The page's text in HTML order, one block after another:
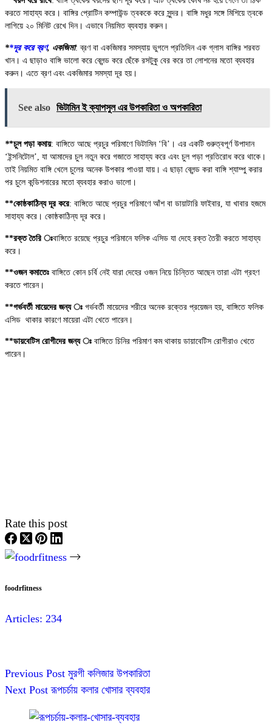
করতে সাহায্য করে। বাঙ্গির প্রোটিন কম্পাউন্ড ত্বককে করে সুন্দর। বাঙ্গি মধুর সঙ্গে মিশিয়ে ত্বকে
লাগিয়ে ২০ মিনিট রেখে দিন। এভাবে নিয়মিত ব্যবহার করুন।
**দূর করে ব্রণ, একজিমা: ব্রণ বা একজিমার সমস্যায় ভুগলে প্রতিদিন এক গ্লাস বাঙ্গির শরবত
খান। এ ছাড়াও বাঙ্গি ভালো করে ব্লেন্ড করে ছেঁকে রসটুকু বের করে তা লোশনের মতো ব্যবহার
করুন। এতে ব্রণ এবং একজিমার সমস্যা দূর হয়।
See also ভিটামিন ই ক্যাপসুল এর উপকারিতা ও অপকারিতা
**চুল পড়া কমায়: বাঙ্গিতে আছে প্রচুর পরিমাণে ভিটামিন ‘বি’। এর একটি গুরুত্বপূর্ণ উপাদান
‘ইন্সনিটোল’, যা আমাদের চুল নতুন করে গজাতে সাহায্য করে এবং চুল পড়া প্রতিরোধ করে থাকে।
তাই নিয়মিত বাঙ্গি খেলে চুলের অনেক উপকার পাওয়া যায়। এ ছাড়া ব্লেন্ড করা বাঙ্গি শ্যাম্পু করার
পর চুলে কন্ডিশনারের মতো ব্যবহার করাও ভালো।
**কোষ্ঠকাঠিন্য দূর করে: বাঙ্গিতে আছে প্রচুর পরিমাণে আঁশ বা ডায়াটারি ফাইবার, যা খাবার হজমে
সাহায্য করে। কোষ্ঠকাঠিন্য দূর করে।
**রক্ত তৈরি ঃবাঙ্গিতে রয়েছে প্রচুর পরিমানে ফলিক এসিড যা দেহে রক্ত তৈরী করতে সাহায্য
করে।
**ওজন কমাতেঃ বাঙ্গিতে কোন চর্বি নেই যারা দেহের ওজন নিয়ে চিন্তিত আছেন তারা এটা গ্রহণ
করতে পারেন।
**গর্ভবর্তী মায়েদের জন্য ঃ গর্ভবর্তী মায়েদের শরীরে অনেক রক্তের প্রয়েজন হয়, বাঙ্গিতে ফলিক
এসিড থাকার কারণে মায়েরা এটা খেতে পারেন।
**ডায়বেটিস রোগীদের জন্য ঃ বাঙ্গিতে চিনির পরিমাণ কম থাকায় ডায়াবেটিস রোগীরাও খেতে
পারেন।
Rate this post
foodrfitness
Articles: 234
Previous Post মুরগী কলিজার উপকারিতা
Next Post রূপচর্চায় কলার খোসার ব্যবহার